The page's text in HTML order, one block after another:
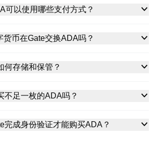
可以使用哪些支付方式？
币在Gate交换ADA吗？
何存储和保管？
不足一枚的ADA吗？
完成身份验证才能购买ADA？